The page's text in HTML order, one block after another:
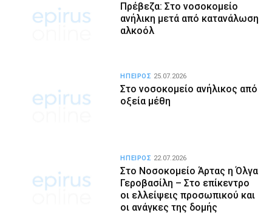
Πρέβεζα: Στο νοσοκομείο
ανήλικη μετά από κατανάλωση
αλκοόλ
Στο νοσοκομείο ανήλικος από
οξεία μέθη
ΗΠΕΙΡΟΣ 25.07.2026
Στο Νοσοκομείο Άρτας η Όλγα
Γεροβασίλη – Στο επίκεντρο
οι ελλείψεις προσωπικού και
οι ανάγκες της δομής
ΗΠΕΙΡΟΣ 22.07.2026